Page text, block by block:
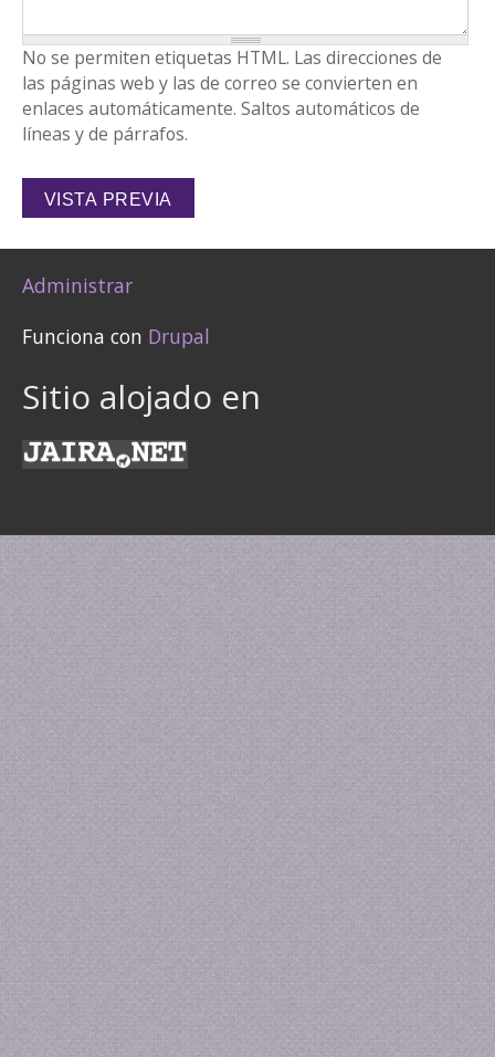
No se permiten etiquetas HTML. Las direcciones de
las páginas web y las de correo se convierten en
enlaces automáticamente. Saltos automáticos de
líneas y de párrafos.
Administrar
Funciona con Drupal
Sitio alojado en